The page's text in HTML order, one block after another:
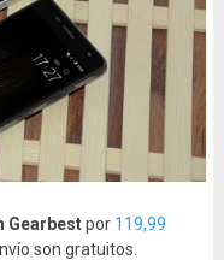
Gearbestpor 119,99
son gratuitos.